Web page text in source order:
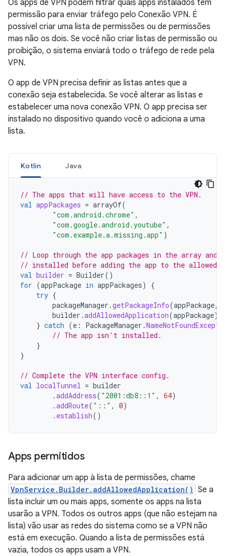
Os apps de VPN podem filtrar quais apps instalados têm
permissão para enviar tráfego pelo Conexão VPN. É
possível criar uma lista de permissões ou de permissões
mas não os dois. Se você não criar listas de permissão ou
proibição, o sistema enviará todo o tráfego de rede pela
VPN.
O app de VPN precisa definir as listas antes que a
conexão seja estabelecida. Se você alterar as listas e
estabelecer uma nova conexão VPN. O app precisa ser
instalado no dispositivo quando você o adiciona a uma
lista.
Kotlin Java
// The apps that will have access to the VPN.
val appPackages = arrayOf(
"com.android.chrome" ,
"com.google.android.youtube" ,
"com.example.a.missing.app" )
// Loop through the app packages in the array
// installed before adding the app to the
val builder = Builder()
for (appPackage in appPackages)
{
try {
packageManager .getPackageInfo(appPackage,
builder .addAllowedApplication(appPackage)
} catch (e : PackageManager .
// The app isn't installed.
}
}
// Complete the VPN interface config.
val localTunnel = builder
.addAddress( "2001:db8::1" , 64)
.addRoute( "::" , 0)
. establish()
Apps permitidos
Para adicionar um app à lista de permissões, chame
VpnService.Builder.addAllowedApplication() Se a
lista incluir um ou mais apps, somente os apps na lista
usarão a VPN. Todos os outros apps (que não estejam na
lista) vão usar as redes do sistema como se a VPN não
está em execução. Quando a lista de permissões está
vazia, todos os apps usam a VPN.